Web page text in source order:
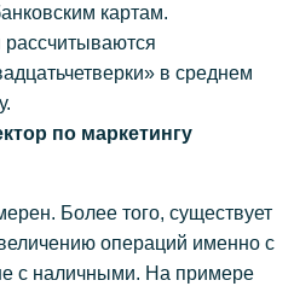
картам.
рассчитываются
в среднем
по маркетингу
Более того, существует
операций именно с
с наличными. На примере